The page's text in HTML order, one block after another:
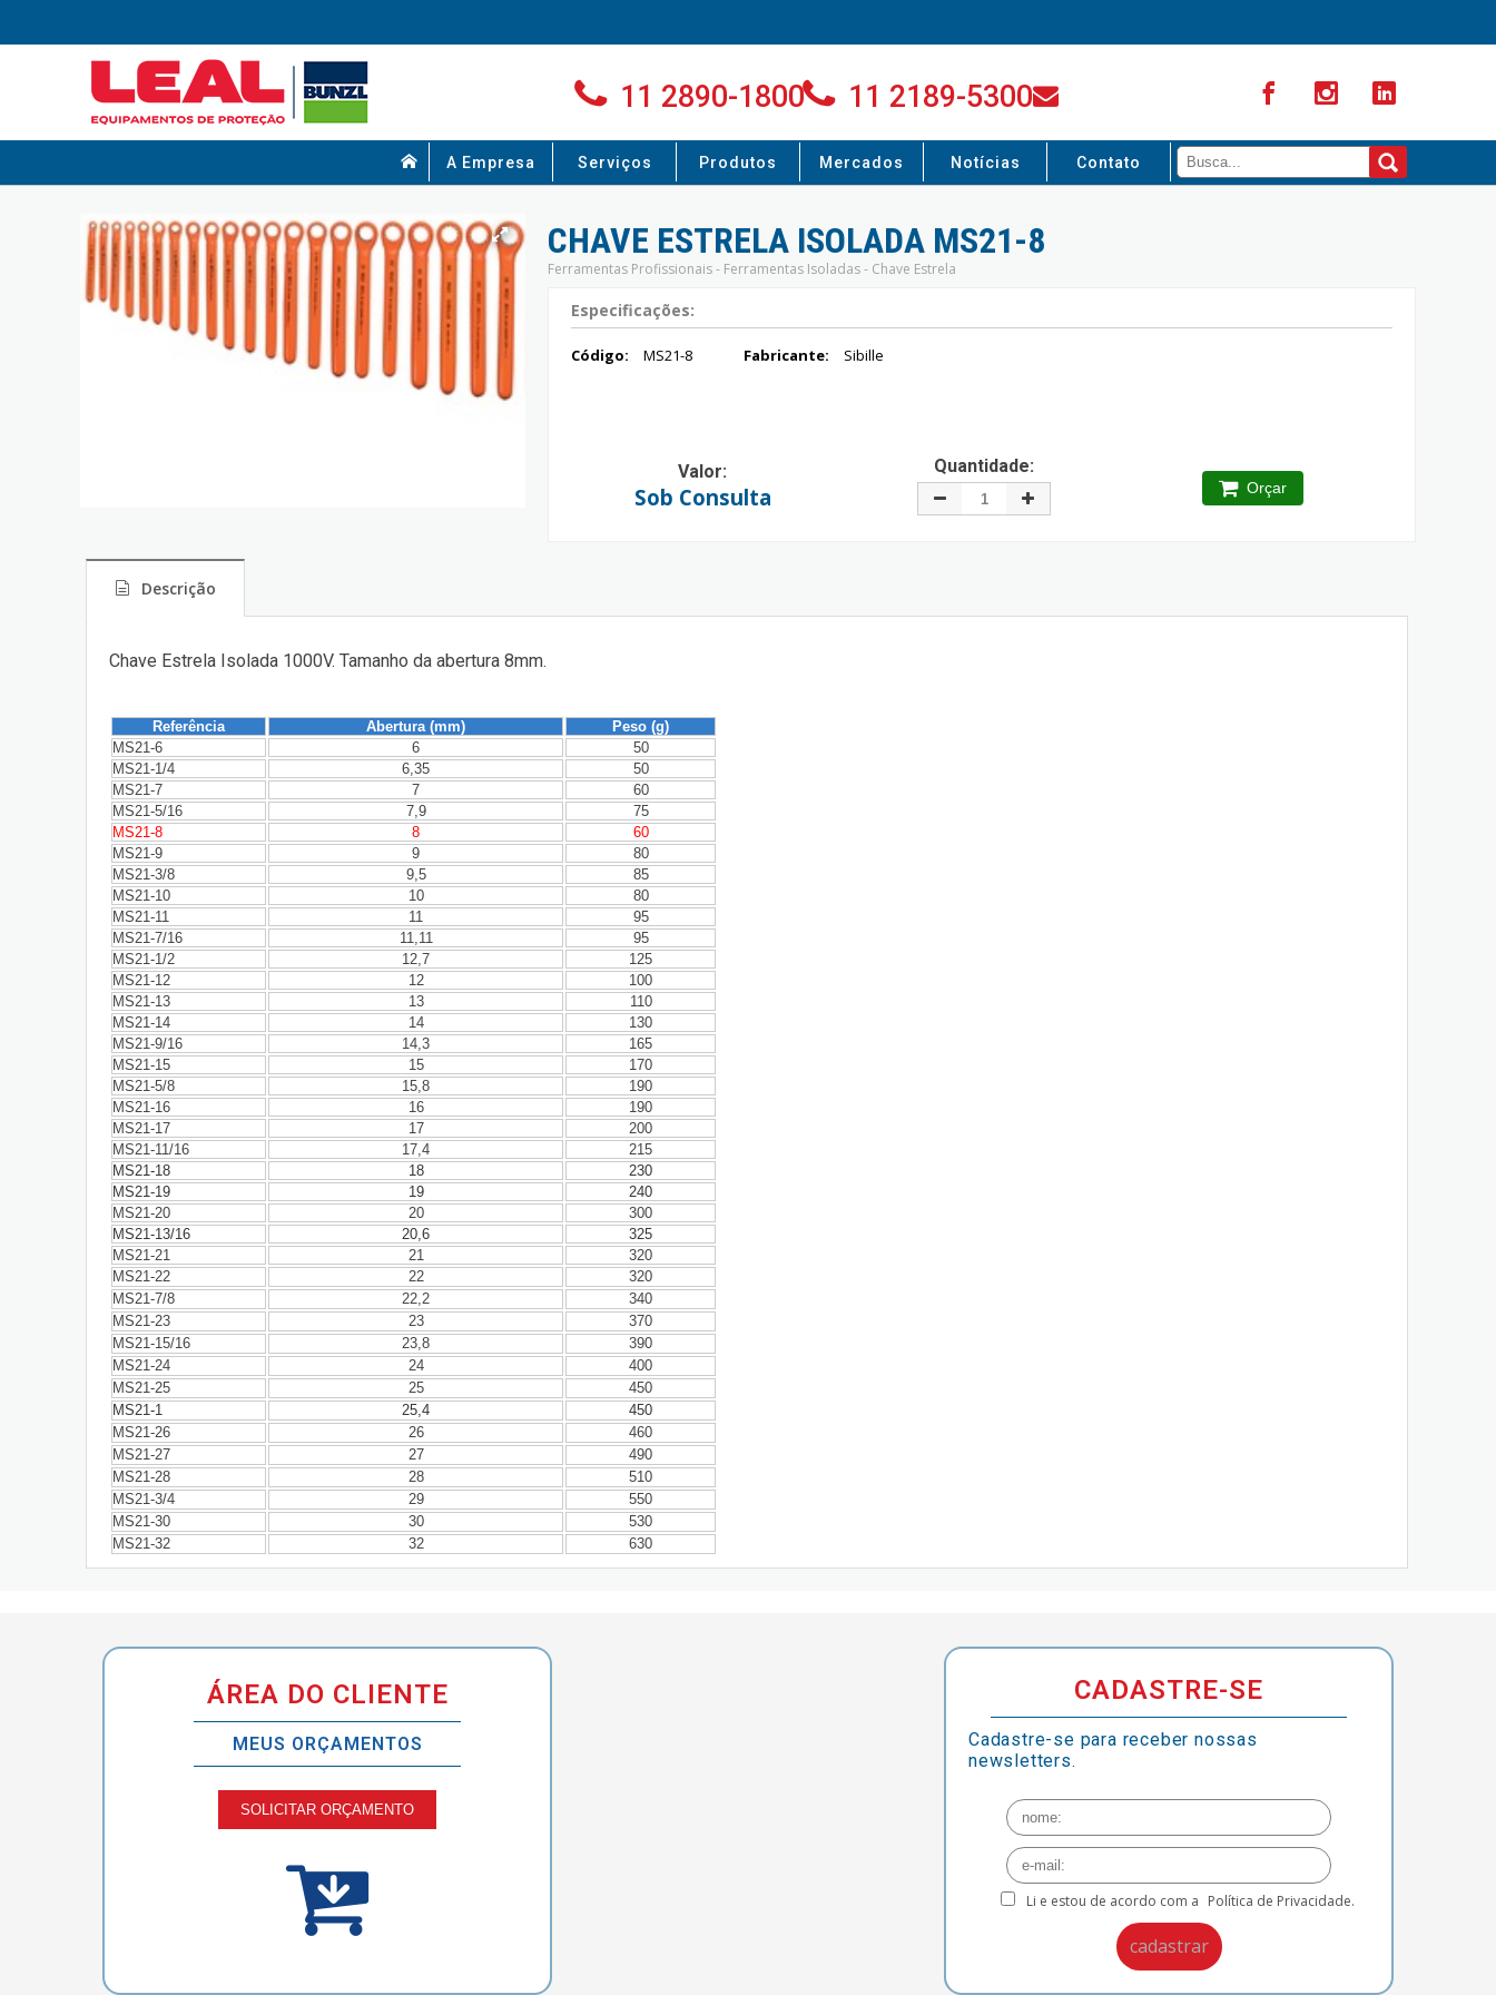
11 2890-1800 11 2189-5300
A Empresa Serviços Produtos Mercados Notícias Contato
CHAVE ESTRELA ISOLADA MS21-8
Ferramentas Profissionais - Ferramentas Isoladas - Chave Estrela
Especificações:
Código: MS21-8 Fabricante: Sibille
Valor:
Sob Consulta
Quantidade:
Orçar
Descrição
Chave Estrela Isolada 1000V. Tamanho da abertura 8mm.
Referência Abertura (mm)
Peso (g)
MS21-6
6
50
MS21-1/4
6,35
50
MS21-7
7
60
MS21-5/16
7,9
75
MS21-8
8
60
MS21-9
9
80
MS21-3/8
9,5
85
MS21-10
10
80
MS21-11
11
95
MS21-7/16
11,11
95
MS21-1/2
12,7
125
MS21-12
12
100
MS21-13
13
110
MS21-14
14
130
MS21-9/16
14,3
165
MS21-15
15
170
MS21-5/8
15,8
190
MS21-16
16
190
MS21-17
17
200
MS21-11/16
17,4
215
MS21-18
18
230
MS21-19
19
240
MS21-20
20
300
MS21-13/16
20,6
325
MS21-21
21
320
MS21-22
22
320
MS21-7/8
22,2
340
MS21-23
23
370
MS21-15/16
23,8
390
MS21-24
24
400
MS21-25
25
450
MS21-1
25,4
450
MS21-26
26
460
MS21-27
27
490
MS21-28
28
510
MS21-3/4
29
550
MS21-30
30
530
MS21-32
32 630
ÁREA DO CLIENTE
MEUS ORÇAMENTOS
SOLICITAR ORÇAMENTO
CADASTRE-SE
Cadastre-se para receber nossas
newsletters.
Li e estou de acordo com a Política de Privacidade.